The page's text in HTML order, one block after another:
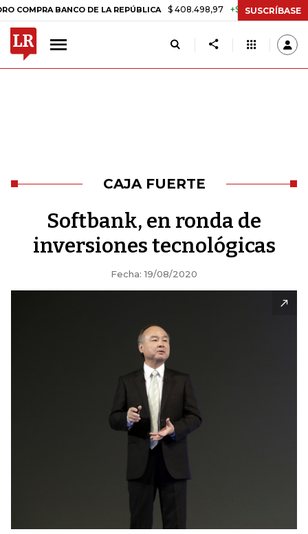
BANCO DE LA REPÚBLICA $ 408.498,97 +$ 8.753,81 +2,19%
SUSCRÍBASE
CAJA FUERTE
Softbank, en ronda de
inversiones tecnológicas
Fecha: 19/08/2020